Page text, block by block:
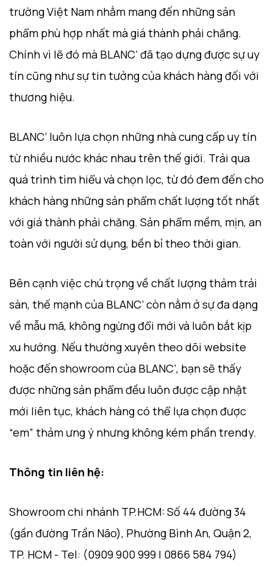
trường Việt Nam nhằm mang đến những sản
phẩm phù hợp nhất mà giá thành phải chăng.
Chính vì lẽ đó mà BLANC’ đã tạo dựng được sự uy
tín cũng như sự tin tưởng của khách hàng đối với
thương hiệu.
BLANC’ luôn lựa chọn những nhà cung cấp uy tín
từ nhiều nước khác nhau trên thế giới. Trải qua
quá trình tìm hiểu và chọn lọc, từ đó đem đến cho
khách hàng những sản phẩm chất lượng tốt nhất
với giá thành phải chăng. Sản phẩm mềm, mịn, an
toàn với người sử dụng, bền bỉ theo thời gian.
Bên cạnh việc chú trọng về chất lượng thảm trải
sàn, thế mạnh của BLANC’ còn nằm ở sự đa dạng
về mẫu mã, không ngừng đổi mới và luôn bắt kịp
xu hướng. Nếu thường xuyên theo dõi website
hoặc đến showroom của BLANC’, bạn sẽ thấy
được những sản phẩm đều luôn được cập nhật
mới liên tục, khách hàng có thể lựa chọn được
“em” thảm ưng ý nhưng không kém phần trendy.
Thông tin liên hệ:
Showroom chi nhánh TP.HCM: Số 44 đường 34
(gần đường Trần Não), Phường Bình An, Quận 2,
TP. HCM - Tel: (0909 900 999 | 0866 584 794)